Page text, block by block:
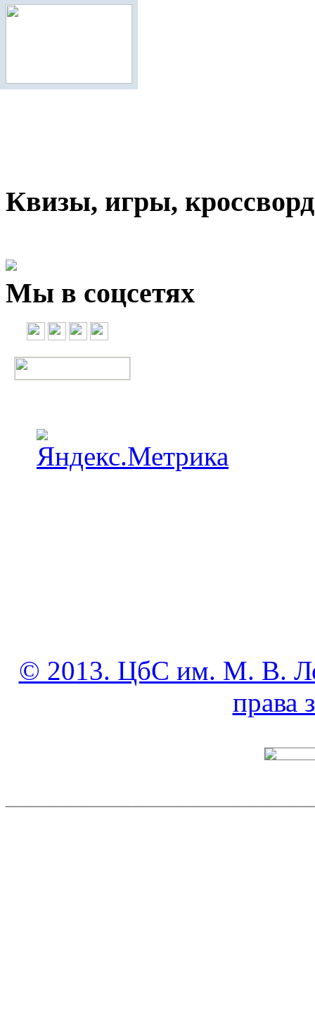
Квизы, игры,
Мы в соцсетях
© 2013. ЦбС им. М. В.
права